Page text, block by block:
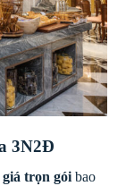
3N2Đ
giá trọn gói bao